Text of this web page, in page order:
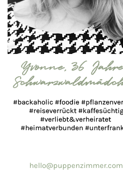
hello@puppenzimmer.com